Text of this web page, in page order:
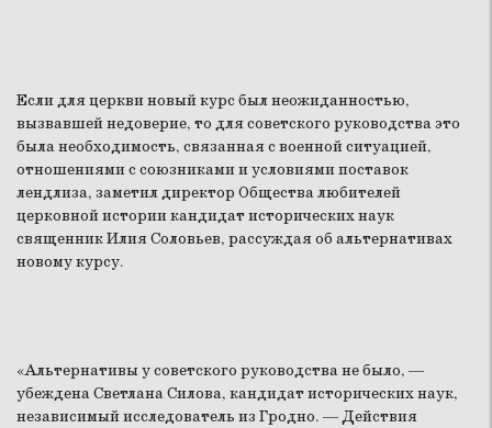
Если для церкви новый курс был неожиданностью,
вызвавшей недоверие, то для советского руководства это
была необходимость, связанная с военной ситуацией,
отношениями с союзниками и условиями поставок
лендлиза, заметил директор Общества любителей
церковной истории кандидат исторических наук
священник Илия Соловьев, рассуждая об альтернативах
новому курсу.
«Альтернативы у советского руководства не было, —
убеждена Светлана Силова, кандидат исторических наук,
независимый исследователь из Гродно. — Действия